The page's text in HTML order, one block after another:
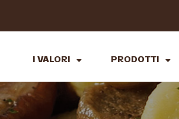
I VALORI PRODOTTI